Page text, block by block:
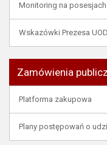
Monitoring na posesjach
Wskazówki Prezesa
Zamówienia
Platforma zakupowa
Plany postępowań o